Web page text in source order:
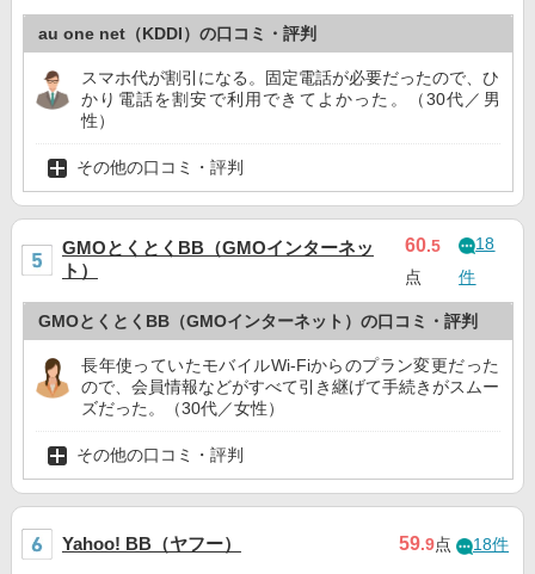
au one net（KDDI）の口コミ・評判
スマホ代が割引になる。固定電話が必要だったので、ひ
かり電話を割安で利用できてよかった。（30代／男
性）
その他の口コミ・評判
GMOとくとくBB（GMOインターネッ
ト）
60.5
点
18
件
GMOとくとくBB（GMOインターネット）の口コミ・評判
長年使っていたモバイルWi-Fiからのプラン変更だった
ので、会員情報などがすべて引き継げて手続きがスムー
ズだった。（30代／女性）
その他の口コミ・評判
Yahoo! BB（ヤフー） 59.9点 18件